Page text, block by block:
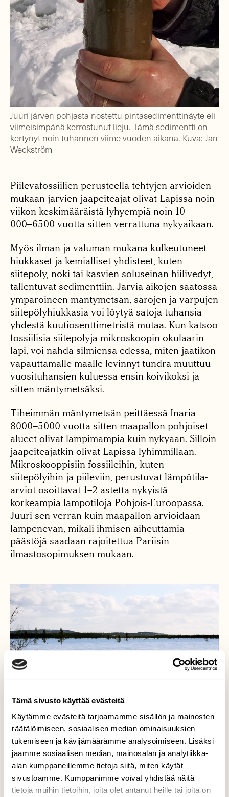
Tämä sivusto käyttää evästeitä
Käytämme evästeitä tarjoamamme sisällön ja mainosten
räätälöimiseen, sosiaalisen median ominaisuuksien
tukemiseen ja kävijämäärämme analysoimiseen. Lisäksi
jaamme sosiaalisen median, mainosalan ja analytiikka-
alan kumppaneillemme tietoja siitä, miten käytät
sivustoamme. Kumppanimme voivat yhdistää näitä
tietoja muihin tietoihin, joita olet antanut heille tai joita on
Juuri järven pohjasta nostettu pintasedimenttinäyte eli
viimeisimpänä kerrostunut lieju. Tämä sedimentti on
kertynyt noin tuhannen viime vuoden aikana. Kuva: Jan
Weckström
Piileväfossiilien perusteella tehtyjen arvioiden
mukaan järvien jääpeiteajat olivat Lapissa noin
viikon keskimääräistä lyhyempiä noin 10
000−6500 vuotta sitten verrattuna nykyaikaan.
Myös ilman ja valuman mukana kulkeutuneet
hiukkaset ja kemialliset yhdisteet, kuten
siitepöly, noki tai kasvien soluseinän hiilivedyt,
tallentuvat sedimenttiin. Järviä aikojen saatossa
ympäröineen mäntymetsän, sarojen ja varpujen
siitepölyhiukkasia voi löytyä satoja tuhansia
yhdestä kuutiosenttimetristä mutaa. Kun katsoo
fossiilisia siitepölyjä mikroskoopin okulaarin
läpi, voi nähdä silmiensä edessä, miten jäätikön
vapauttamalle maalle levinnyt tundra muuttuu
vuosituhansien kuluessa ensin koivikoksi ja
sitten mäntymetsäksi.
Tiheimmän mäntymetsän peittäessä Inaria
8000−5000 vuotta sitten maapallon pohjoiset
alueet olivat lämpimämpiä kuin nykyään. Silloin
jääpeiteajatkin olivat Lapissa lyhimmillään.
Mikroskooppisiin fossiileihin, kuten
siitepölyihin ja piileviin, perustuvat lämpötila-
arviot osoittavat 1–2 astetta nykyistä
korkeampia lämpötiloja Pohjois-Euroopassa.
Juuri sen verran kuin maapallon arvioidaan
lämpenevän, mikäli ihmisen aiheuttamia
päästöjä saadaan rajoitettua Pariisin
ilmastosopimuksen mukaan.
Kuva: Joscelyn Bailey
Jäätiköitymisiä ja sulamisia
Inarista on 14 tunnin ajomatka Helsinkiin.
Huoltoaseman lounasjonossa ajaudun
keskusteluun ammattiautoilijan kanssa.